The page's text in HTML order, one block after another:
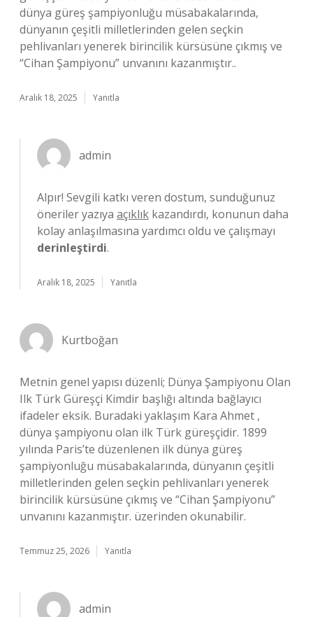
dünya güreş şampiyonluğu müsabakalarında,
dünyanın çeşitli milletlerinden gelen seçkin
pehlivanları yenerek birincilik kürsüsüne çıkmış ve
“Cihan Şampiyonu” unvanını kazanmıştır..
Aralık 18, 2025 Yanıtla
admin
Alpır! Sevgili katkı veren dostum, sunduğunuz
öneriler yazıya açıklık kazandırdı, konunun daha
kolay anlaşılmasına yardımcı oldu ve çalışmayı
derinleştirdi.
Aralık 18, 2025 Yanıtla
Kurtboğan
Metnin genel yapısı düzenli; Dünya Şampiyonu Olan
Ilk Türk Güreşçi Kimdir başlığı altında bağlayıcı
ifadeler eksik. Buradaki yaklaşım Kara Ahmet ,
dünya şampiyonu olan ilk Türk güreşçidir. 1899
yılında Paris’te düzenlenen ilk dünya güreş
şampiyonluğu müsabakalarında, dünyanın çeşitli
milletlerinden gelen seçkin pehlivanları yenerek
birincilik kürsüsüne çıkmış ve “Cihan Şampiyonu”
unvanını kazanmıştır. üzerinden okunabilir.
Temmuz 25, 2026 Yanıtla
admin